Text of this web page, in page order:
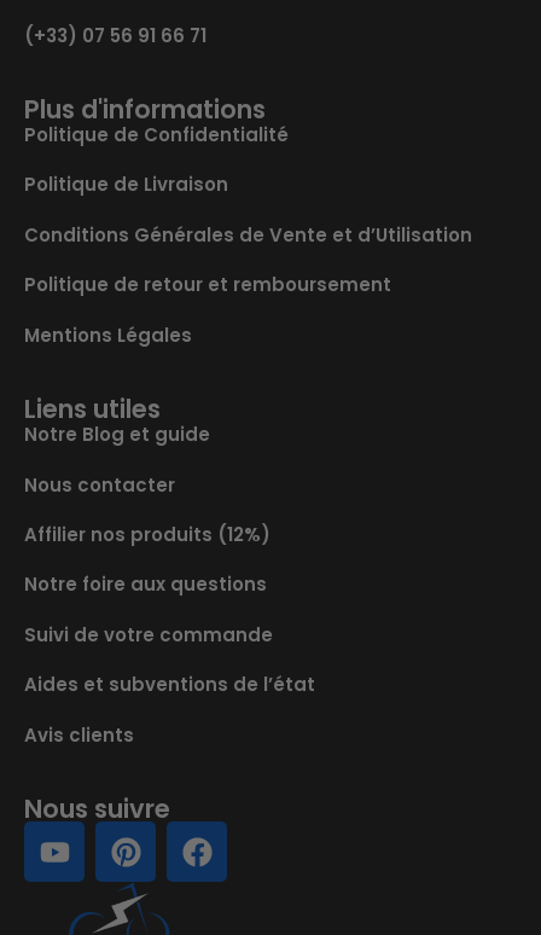
(+33) 07 56 91 66 71
Plus d'informations
Politique de Confidentialité
Politique de Livraison
Conditions Générales de Vente et d’Utilisation
Politique de retour et remboursement
Mentions Légales
Liens utiles
Notre Blog et guide
Nous contacter
Affilier nos produits (12%)
Notre foire aux questions
Suivi de votre commande
Aides et subventions de l’état
Avis clients
Nous suivre